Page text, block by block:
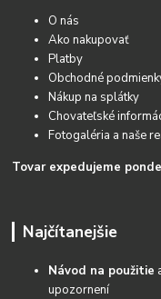
O nás
Ako nakupovať
Platby
Obchodné
Nákup na splátky
Chovateľské
Fotogaléria a naše
Tovar expedujeme
Najčítanejšie
Návod na použitie
upozornení